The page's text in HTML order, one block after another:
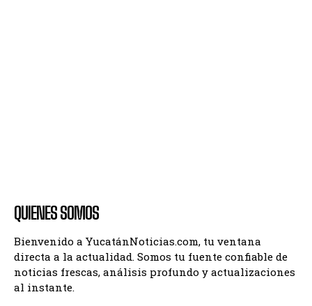
QUIENES SOMOS
Bienvenido a YucatánNoticias.com, tu ventana
directa a la actualidad. Somos tu fuente confiable de
noticias frescas, análisis profundo y actualizaciones
al instante.